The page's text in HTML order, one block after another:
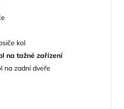
kol
na tažné zařízení
na zadní dveře